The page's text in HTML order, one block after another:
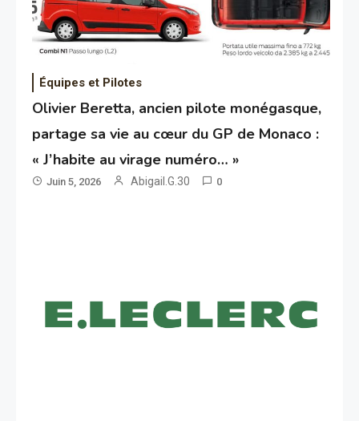
Équipes et Pilotes
Olivier Beretta, ancien pilote monégasque,
partage sa vie au cœur du GP de Monaco :
« J’habite au virage numéro… »
Juin 5, 2026 Abigail.G.30 0